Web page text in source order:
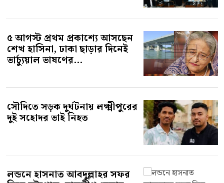
৫ আগস্ট প্রথম প্রকাশ্যে আসছেন
শেখ হাসিনা, ঢাকা ছাড়ার দিনেই
ভার্চ্যুয়াল ভাষণের...
সৌদিতে সড়ক দুর্ঘটনায় লক্ষ্মীপুরের
দুই সহোদর ভাই নিহত
লন্ডনে হাসনাত আবদুল্লাহর সফর